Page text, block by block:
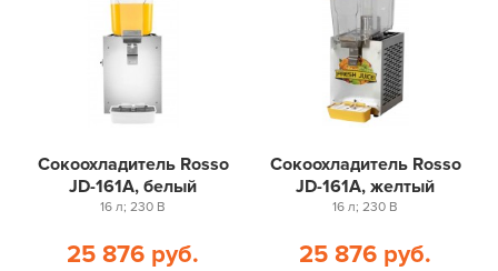
Сокоохладитель Rosso
JD-161A, белый
16 л; 230 В
25 876 руб.
Сокоохладитель Rosso
JD-161A, желтый
16 л; 230 В
25 876 руб.